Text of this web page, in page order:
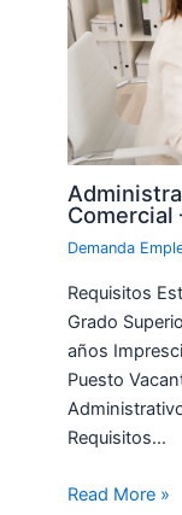
Comercial
Demanda
Requisitos
Grado
años
Puesto
Requisitos…
Read More »